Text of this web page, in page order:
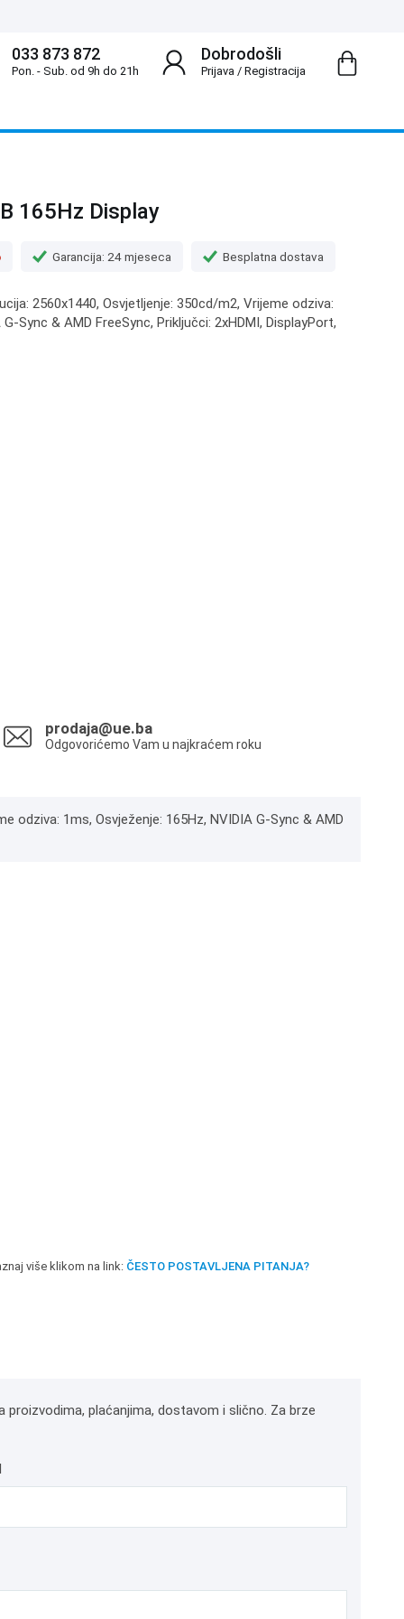
Dobrodošli
Prijava/ Registracija
033 873 872
Pon. - Sub. od 9h do 21h
165Hz Display
Garancija: 24 mjeseca Besplatna dostava
2560x1440, Osvjetljenje: 350cd/m2, Vrijeme odziva:
Sync & AMD FreeSync, Priključci: 2xHDMI, DisplayPort,
prodaja@ue.ba
Odgovorićemo Vam u najkraćem roku
odziva: 1ms, Osvježenje: 165Hz, NVIDIA G-Sync & AMD
više klikom na link: ČESTO POSTAVLJENA PITANJA?
plaćanjima, dostavom i slično. Za brze